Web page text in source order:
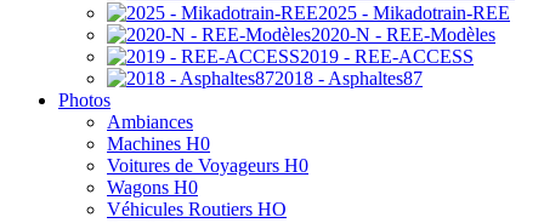
2025 - Mikadotrain-REE
2020-N - REE-Modèles
2019 - REE-ACCESS
2018 - Asphaltes87
Photos
Ambiances
Machines H0
Voitures de Voyageurs H0
Wagons H0
Véhicules Routiers HO